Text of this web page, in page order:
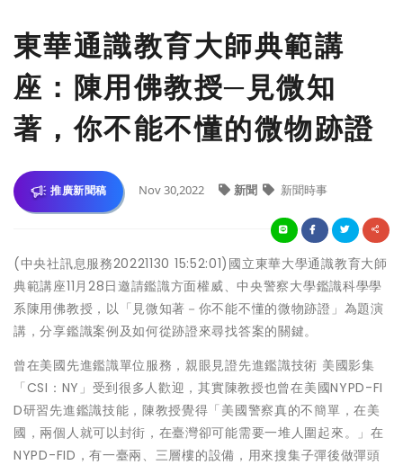
東華通識教育大師典範講
座：陳用佛教授─見微知
著，你不能不懂的微物跡證
推廣新聞稿 Nov 30,2022 新聞 新聞時事
(中央社訊息服務20221130 15:52:01)國立東華大學通識教育大師
典範講座11月28日邀請鑑識方面權威、中央警察大學鑑識科學學
系陳用佛教授，以「見微知著－你不能不懂的微物跡證」為題演
講，分享鑑識案例及如何從跡證來尋找答案的關鍵。
曾在美國先進鑑識單位服務，親眼見證先進鑑識技術 美國影集
「CSI：NY」受到很多人歡迎，其實陳教授也曾在美國NYPD-FI
D研習先進鑑識技能，陳教授覺得「美國警察真的不簡單，在美
國，兩個人就可以封街，在臺灣卻可能需要一堆人圍起來。」在
NYPD-FID，有一臺兩、三層樓的設備，用來搜集子彈後做彈頭